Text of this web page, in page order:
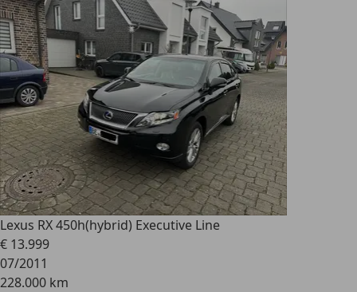
Lexus RX 450h(hybrid) Executive Line
€ 13.999
07/2011
228.000 km